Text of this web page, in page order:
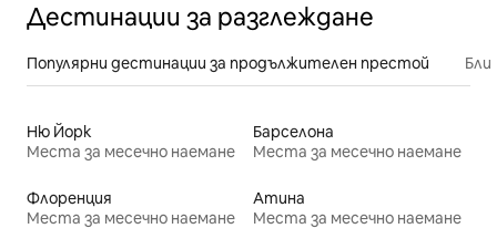
Дестинации за разглеждане
Популярни дестинации за продължителен престой
Ню Йорк
Места за месечно наемане
Барселона
Места за месечно наемане
Флоренция
Места за месечно наемане
Атина
Места за месечно наемане